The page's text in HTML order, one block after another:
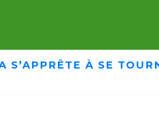
S’APPRÊTE À SE